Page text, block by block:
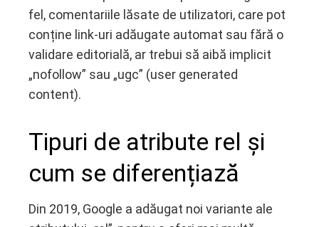
fel, comentariile lăsate de utilizatori, care pot
conține link-uri adăugate automat sau fără o
validare editorială, ar trebui să aibă implicit
„nofollow” sau „ugc” (user generated
content).
Tipuri de atribute rel și
cum se diferențiază
Din 2019, Google a adăugat noi variante ale